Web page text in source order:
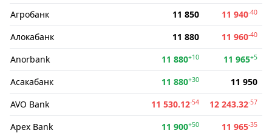
Агробанк 11 850 11 940-40
Алокабанк 11 880 11 960-40
Anorbank 11 880+10 11 965+5
Асакабанк 11 880+30
11 950
AVO Bank
11 530.12-54 12 243.32-57
Apex Bank 11 900+50 11 965-35